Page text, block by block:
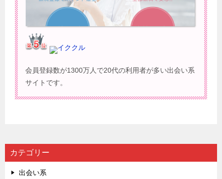
イククル
会員登録数が1300万人で20代の利用者が多い出会い系
サイトです。
カテゴリー
出会い系